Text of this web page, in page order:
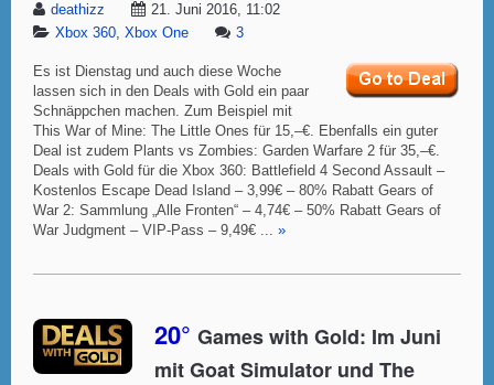
deathizz
21. Juni 2016, 11:02
Xbox 360 Xbox One 3
Es ist Dienstag und auch diese Woche
lassen sich in den Deals with Gold ein paar
Schnäppchen machen. Zum Beispiel mit
This War of Mine: The Little Ones für 15,–€. Ebenfalls ein guter
Deal ist zudem Plants vs Zombies: Garden Warfare 2 für 35,–€.
Deals with Gold für die Xbox 360: Battlefield 4 Second Assault –
Kostenlos Escape Dead Island – 3,99€ – 80% Rabatt Gears of
War 2: Sammlung „Alle Fronten“ – 4,74€ – 50% Rabatt Gears of
War Judgment – VIP-Pass – 9,49€ ... »
20° Games with Gold: Im Juni
mit Goat Simulator und The